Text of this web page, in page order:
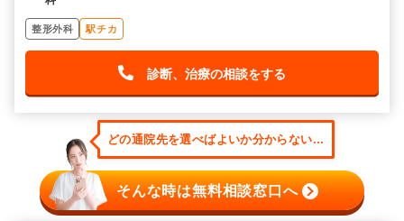
整形外科 駅チカ
診断、治療の相談をする
どの通院先を選べばよいか分からない...
そんな時は無料相談窓口へ